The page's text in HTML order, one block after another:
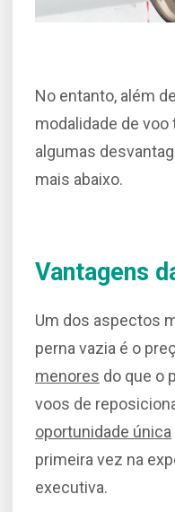
No entanto, além
modalidade de
algumas
mais abaixo.
Vantagens
Um dos aspectos
perna vazia é o
menores do que o
voos de
oportunidade única
primeira vez na
executiva.